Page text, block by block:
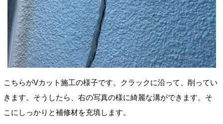
こちらがVカット施工の様子です。クラックに沿って、削ってい
きます。そうしたら、右の写真の様に綺麗な溝ができます。そ
こにしっかりと補修材を充填します。